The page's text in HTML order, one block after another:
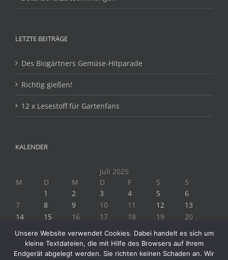
LETZTE BEITRÄGE
Des Biogärtners Gemüse-Hitparade
Richtig gießen!
12 x Lesestoff für Gartenfans
KALENDER
Juli 2025
M
D M D F S
S
1
2 3 4 5
6
7
8 9 10 11 12
13
14
15 16 17 18 19
20
29 30
31
« Juni
Aug. »
Unsere Website verwendet Cookies. Dabei handelt es sich um
kleine Textdateien, die mit Hilfe des Browsers auf Ihrem
Endgerät abgelegt werden. Sie richten keinen Schaden an. Wir